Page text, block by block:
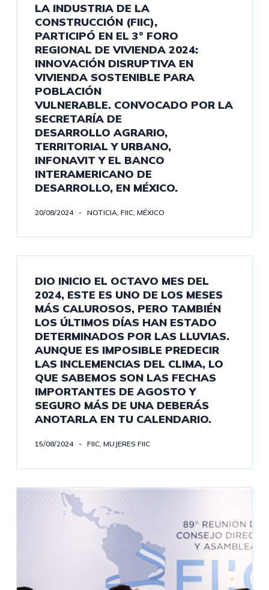
LA INDUSTRIA DE LA
CONSTRUCCIÓN (FIIC),
PARTICIPÓ EN EL 3° FORO
REGIONAL DE VIVIENDA 2024:
INNOVACIÓN DISRUPTIVA EN
VIVIENDA SOSTENIBLE PARA
POBLACIÓN
VULNERABLE. CONVOCADO POR LA
SECRETARÍA DE
DESARROLLO AGRARIO,
TERRITORIAL Y URBANO,
INFONAVIT Y EL BANCO
INTERAMERICANO DE
DESARROLLO, EN MÉXICO.
20/08/2024 NOTICIA FIIC, MÉXICO
DIO INICIO EL OCTAVO MES DEL
2024, ESTE ES UNO DE LOS MESES
MÁS CALUROSOS, PERO TAMBIÉN
LOS ÚLTIMOS DÍAS HAN ESTADO
DETERMINADOS POR LAS LLUVIAS.
AUNQUE ES IMPOSIBLE PREDECIR
LAS INCLEMENCIAS DEL CLIMA, LO
QUE SABEMOS SON LAS FECHAS
IMPORTANTES DE AGOSTO Y
SEGURO MÁS DE UNA DEBERÁS
ANOTARLA EN TU CALENDARIO.
15/08/2024 FIIC, MUJERES FIIC